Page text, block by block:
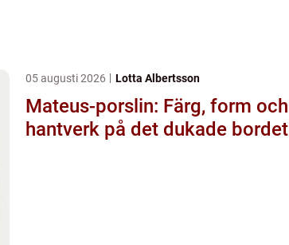
05 augusti 2026 Lotta Albertsson
Mateus-porslin: Färg, form och
hantverk på det dukade bordet